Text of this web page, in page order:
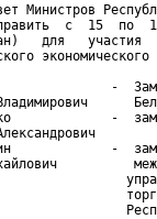
Министров
с  15  по
для   участия
-
-
-